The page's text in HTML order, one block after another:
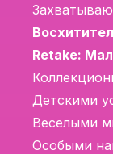
Retake:
Детскими
Веселыми
Особыми